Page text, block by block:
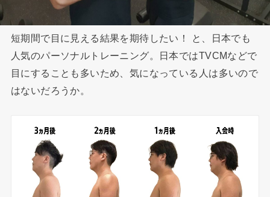
短期間で目に見える結果を期待したい！ と、日本でも
人気のパーソナルトレーニング。日本ではTVCMなどで
目にすることも多いため、気になっている人は多いので
はないだろうか。